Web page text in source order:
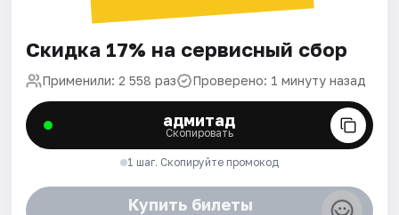
Скидка 17% на сервисный сбор
Применили: 2 558 раз Проверено: 1 минуту назад
адмитад
Скопировать
1 шаг. Скопируйте промокод
Купить билеты